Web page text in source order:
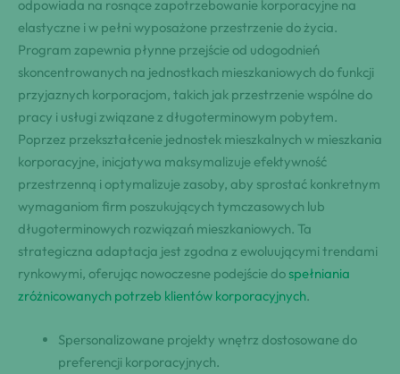
odpowiada na rosnące zapotrzebowanie korporacyjne na
elastyczne i w pełni wyposażone przestrzenie do życia.
Program zapewnia płynne przejście od udogodnień
skoncentrowanych na jednostkach mieszkaniowych do funkcji
przyjaznych korporacjom, takich jak przestrzenie wspólne do
pracy i usługi związane z długoterminowym pobytem.
Poprzez przekształcenie jednostek mieszkalnych w mieszkania
korporacyjne, inicjatywa maksymalizuje efektywność
przestrzenną i optymalizuje zasoby, aby sprostać konkretnym
wymaganiom firm poszukujących tymczasowych lub
długoterminowych rozwiązań mieszkaniowych. Ta
strategiczna adaptacja jest zgodna z ewoluującymi trendami
rynkowymi, oferując nowoczesne podejście dospełniania
zróżnicowanych potrzeb klientów korporacyjnych.
Spersonalizowane projekty wnętrz dostosowane do
preferencji korporacyjnych.